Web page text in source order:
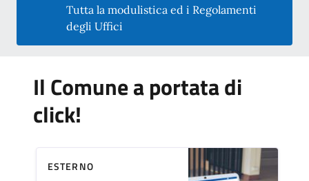
Tutta la modulistica ed i Regolamenti
degli Uffici
Il Comune a portata di
click!
ESTERNO